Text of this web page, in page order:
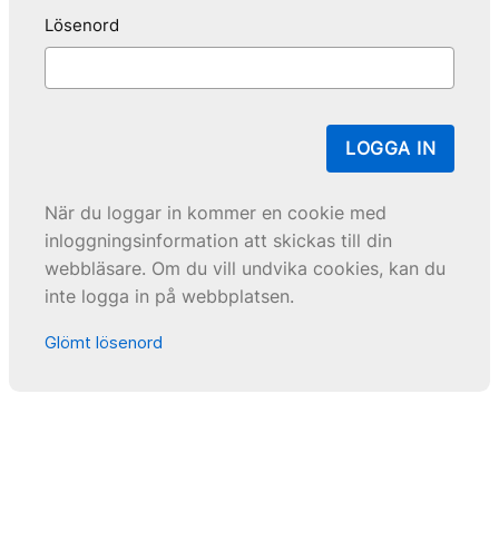
Lösenord
LOGGA IN
När du loggar in kommer en cookie med
inloggningsinformation att skickas till din
webbläsare. Om du vill undvika cookies, kan du
inte logga in på webbplatsen.
Glömt lösenord